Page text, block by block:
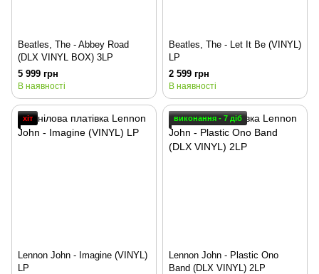
Beatles, The - Abbey Road
(DLX VINYL BOX) 3LP
5 999 грн
В наявності
Beatles, The - Let It Be (VINYL)
LP
2 599 грн
В наявності
хіт
Lennon John - Imagine (VINYL)
LP
виконання - 7 діб
Lennon John - Plastic Ono
Band (DLX VINYL) 2LP